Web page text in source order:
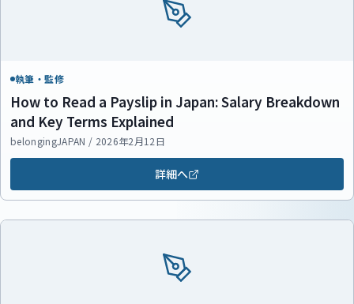
執筆・監修
How to Read a Payslip in Japan: Salary Breakdown
and Key Terms Explained
belongingJAPAN / 2026年2月12日
詳細へ